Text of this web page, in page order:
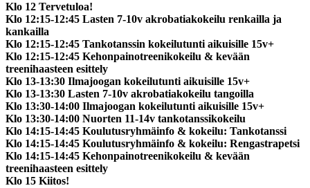
Klo 12 Tervetuloa!
Klo 12:15-12:45 Lasten 7-10v akrobatiakokeilu renkailla ja
kankailla
Klo 12:15-12:45 Tankotanssin kokeilutunti aikuisille 15v+
Klo 12:15-12:45 Kehonpainotreenikokeilu & kevään
treenihaasteen esittely
Klo 13-13:30 Ilmajoogan kokeilutunti aikuisille 15v+
Klo 13-13:30 Lasten 7-10v akrobatiakokeilu tangoilla
Klo 13:30-14:00 Ilmajoogan kokeilutunti aikuisille 15v+
Klo 13:30-14:00 Nuorten 11-14v tankotanssikokeilu
Klo 14:15-14:45 Koulutusryhmäinfo & kokeilu: Tankotanssi
Klo 14:15-14:45 Koulutusryhmäinfo & kokeilu: Rengastrapetsi
Klo 14:15-14:45 Kehonpainotreenikokeilu & kevään
treenihaasteen esittely
Klo 15 Kiitos!